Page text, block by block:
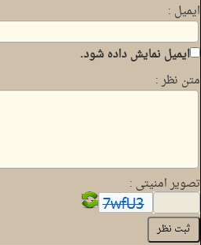
ایمیل :
ایمیل نمایش داده شود.
متن نظر :
تصویر امنیتی :